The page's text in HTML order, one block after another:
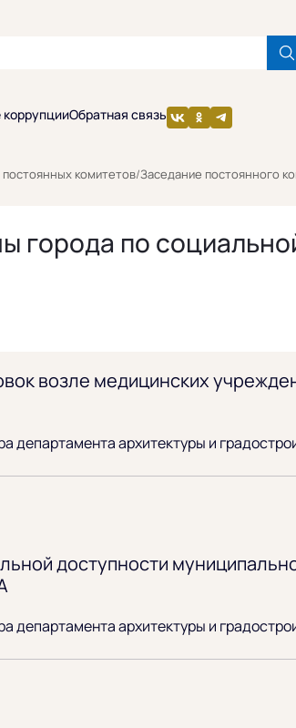
Обратная связь
комитетов/Заседание постоянного
города по
возле медицинских
департамента архитектуры и
доступности
департамента архитектуры и